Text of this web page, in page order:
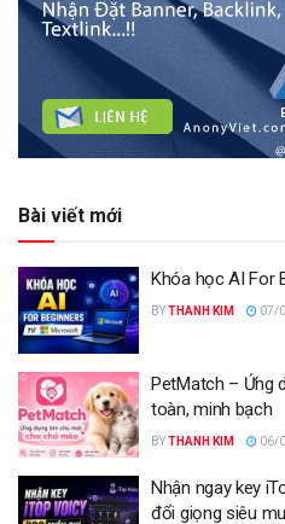
Bài viết mới
Khóa học AI For
BYTHANH KIM 07/
PetMatch – Ứng
toàn, minh bạch
BYTHANH KIM 06/
Nhận ngay key
đổi giọng siêu